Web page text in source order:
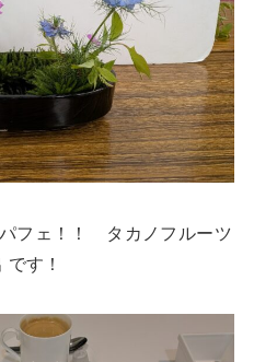
フェ！！ タカノフルーツ
す！